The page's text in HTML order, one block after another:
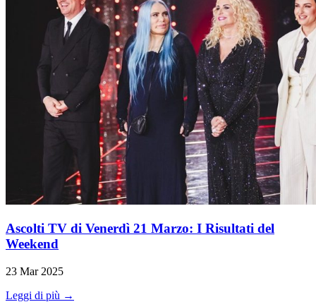
Ascolti TV di Venerdì 21 Marzo: I Risultati del
Weekend
23 Mar 2025
Leggi di più →